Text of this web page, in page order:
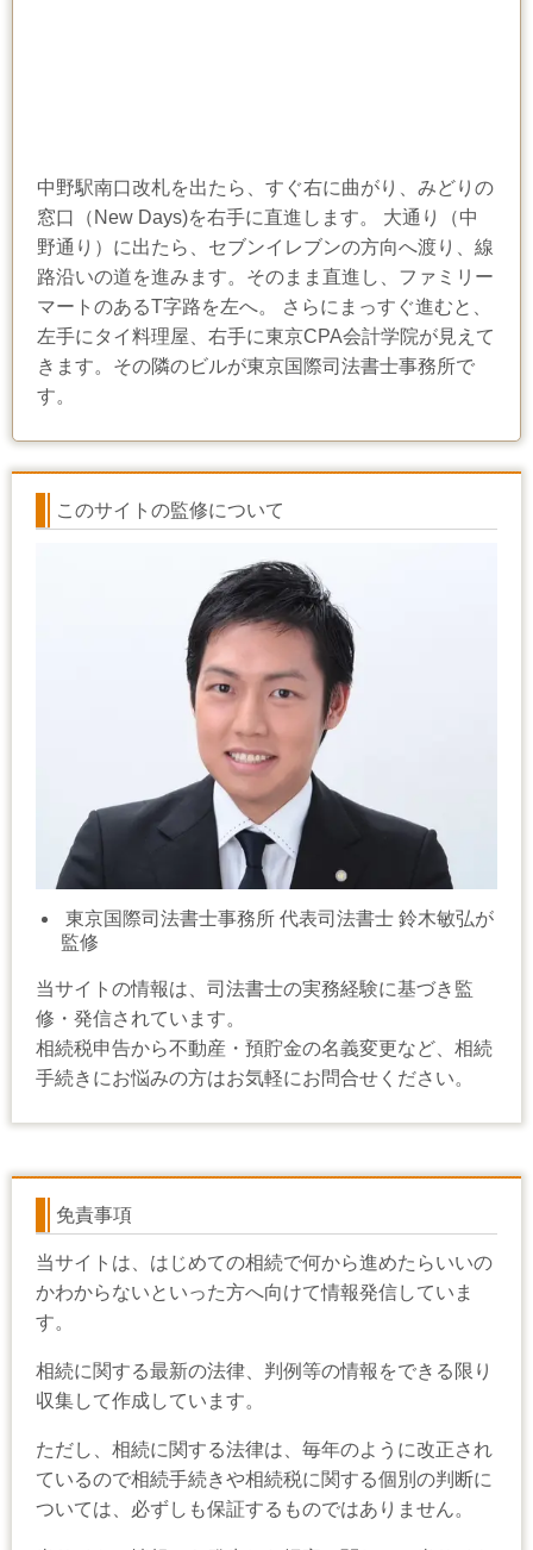
中野駅南口改札を出たら、すぐ右に曲がり、みどりの
窓口（New Days)を右手に直進します。 大通り（中
野通り）に出たら、セブンイレブンの方向へ渡り、線
路沿いの道を進みます。そのまま直進し、ファミリー
マートのあるT字路を左へ。 さらにまっすぐ進むと、
左手にタイ料理屋、右手に東京CPA会計学院が見えて
きます。その隣のビルが東京国際司法書士事務所で
す。
このサイトの監修について
東京国際司法書士事務所 代表司法書士 鈴木敏弘が
監修
当サイトの情報は、司法書士の実務経験に基づき監
修・発信されています。
相続税申告から不動産・預貯金の名義変更など、相続
手続きにお悩みの方はお気軽にお問合せください。
免責事項
当サイトは、はじめての相続で何から進めたらいいの
かわからないといった方へ向けて情報発信していま
す。
相続に関する最新の法律、判例等の情報をできる限り
収集して作成しています。
ただし、相続に関する法律は、毎年のように改正され
ているので相続手続きや相続税に関する個別の判断に
ついては、必ずしも保証するものではありません。